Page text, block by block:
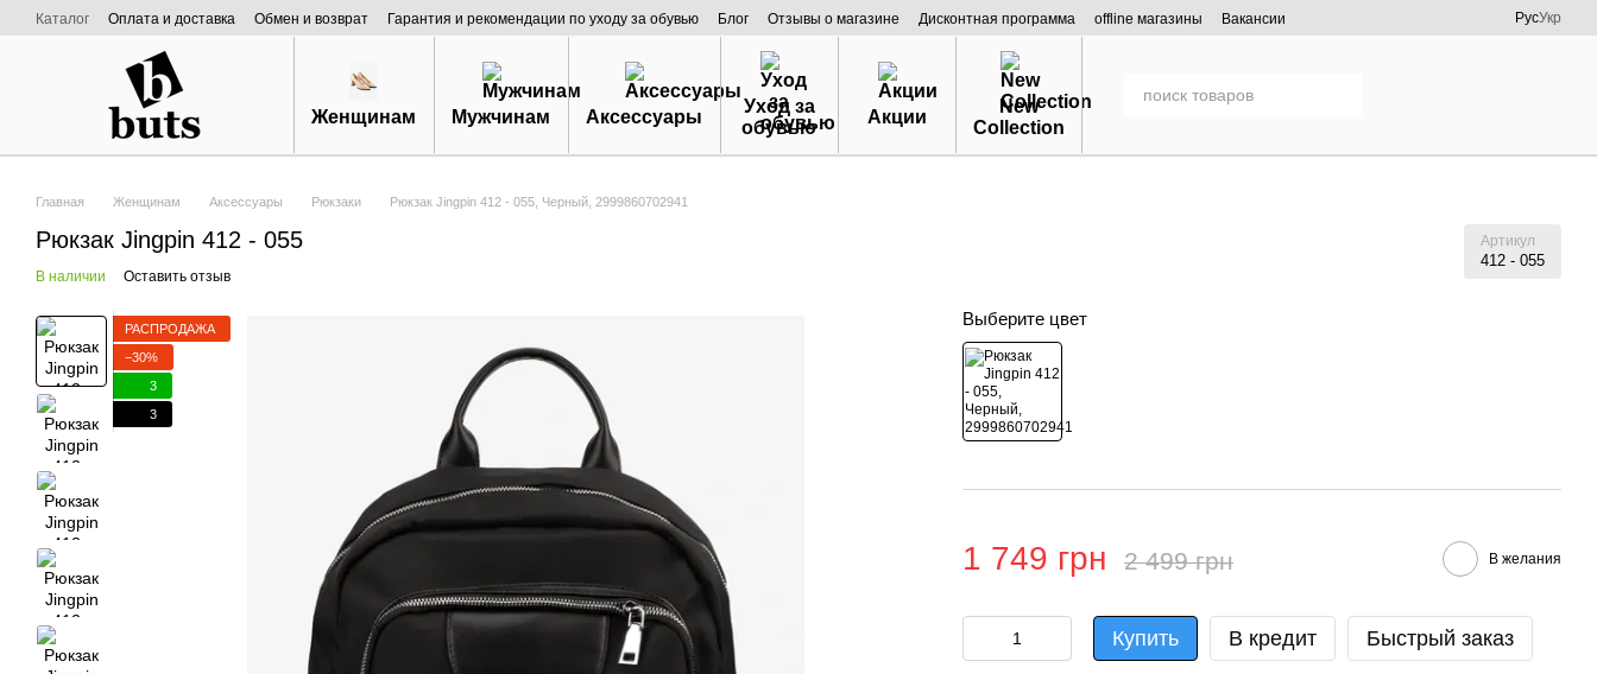
Перейти к основному контенту
Каталог Оплата и доставка Обмен и возврат Гарантия и рекомендации по уходу за обувью Блог Отзывы о магазине Дисконтная программа offline магазины
Вакансии
О нас
РусУкр
Женщинам Мужчинам Аксессуары
Уход за
обувью
Акции
New
Collection
Главная Женщинам Аксессуары Рюкзаки Рюкзак Jingpin 412 - 055, Черный, 2999860702941
Рюкзак Jingpin 412 - 055 Артикул
412 - 055
В наличии Оставить отзыв
РАСПРОДАЖА
−30%
3
3
Выберите цвет
1 749 грн 2 499 грн В желания
Купить В кредит Быстрый заказ